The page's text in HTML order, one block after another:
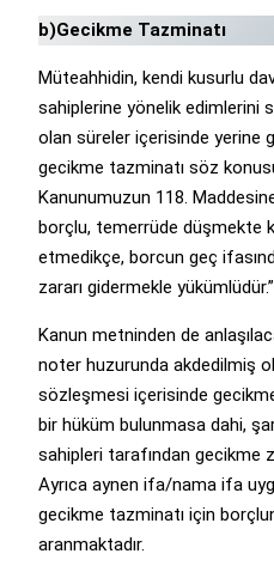
b)Gecikme Tazminatı
Müteahhidin, kendi kusurlu
sahiplerine yönelik edimlerini
olan süreler içerisinde yerine
gecikme tazminatı söz
Kanunumuzun 118.
borçlu, temerrüde düşmekte
etmedikçe, borcun geç
zararı gidermekle yükümlüdür.”
Kanun metninden de
noter huzurunda akdedilmiş
sözleşmesi içerisinde
bir hüküm bulunmasa dahi,
sahipleri tarafından gecikme
Ayrıca aynen ifa/nama ifa
gecikme tazminatı için
aranmaktadır.